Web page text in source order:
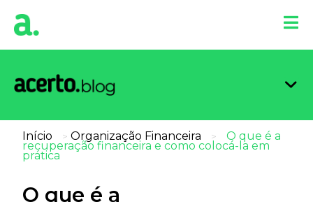
Início > Organização Financeira > O que é a
recuperação financeira e como colocá-la em
prática
O que é a